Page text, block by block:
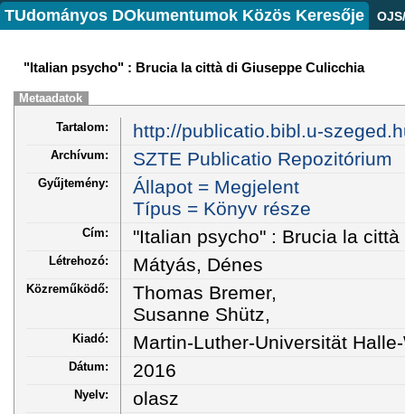
TUdományos DOkumentumok Közös Keresője
"Italian psycho" : Brucia la città di Giuseppe Culicchia
Metaadatok
Tartalom: http://publicatio.bibl.u-
Archívum: SZTE Publicatio Repozitórium
Gyűjtemény:
Állapot = Megjelent
Típus = Könyv része
Cím: "Italian psycho" : Brucia la
Létrehozó: Mátyás, Dénes
Közreműködő:
Thomas Bremer,
Susanne Shütz,
Kiadó: Martin-Luther-Universität
Dátum: 2016
Nyelv: olasz